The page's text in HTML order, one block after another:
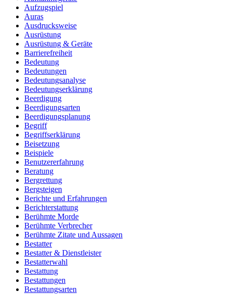
Aufzugspiel
Auras
Ausdrucksweise
Ausrüstung
Ausrüstung & Geräte
Barrierefreiheit
Bedeutung
Bedeutungen
Bedeutungsanalyse
Bedeutungserklärung
Beerdigung
Beerdigungsarten
Beerdigungsplanung
Begriff
Begriffserklärung
Beisetzung
Beispiele
Benutzererfahrung
Beratung
Bergrettung
Bergsteigen
Berichte und Erfahrungen
Berichterstattung
Berühmte Morde
Berühmte Verbrecher
Berühmte Zitate und Aussagen
Bestatter
Bestatter & Dienstleister
Bestatterwahl
Bestattung
Bestattungen
Bestattungsarten